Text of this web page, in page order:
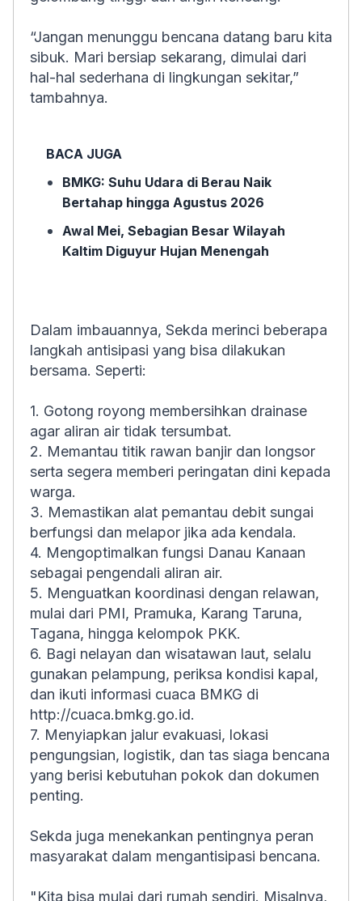
“Jangan menunggu bencana datang baru kita
sibuk. Mari bersiap sekarang, dimulai dari
hal-hal sederhana di lingkungan sekitar,”
tambahnya.
BACA JUGA
BMKG: Suhu Udara di Berau Naik
Bertahap hingga Agustus 2026
Awal Mei, Sebagian Besar Wilayah
Kaltim Diguyur Hujan Menengah
Dalam imbauannya, Sekda merinci beberapa
langkah antisipasi yang bisa dilakukan
bersama. Seperti:
1. Gotong royong membersihkan drainase
agar aliran air tidak tersumbat.
2. Memantau titik rawan banjir dan longsor
serta segera memberi peringatan dini kepada
warga.
3. Memastikan alat pemantau debit sungai
berfungsi dan melapor jika ada kendala.
4. Mengoptimalkan fungsi Danau Kanaan
sebagai pengendali aliran air.
5. Menguatkan koordinasi dengan relawan,
mulai dari PMI, Pramuka, Karang Taruna,
Tagana, hingga kelompok PKK.
6. Bagi nelayan dan wisatawan laut, selalu
gunakan pelampung, periksa kondisi kapal,
dan ikuti informasi cuaca BMKG di
http://cuaca.bmkg.go.id.
7. Menyiapkan jalur evakuasi, lokasi
pengungsian, logistik, dan tas siaga bencana
yang berisi kebutuhan pokok dan dokumen
penting.
Sekda juga menekankan pentingnya peran
masyarakat dalam mengantisipasi bencana.
"Kita bisa mulai dari rumah sendiri. Misalnya,